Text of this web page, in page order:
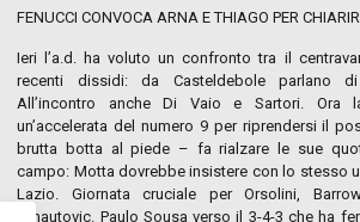
FENUCCI CONVOCA ARNA E THIAGO PER
Ieri l’a.d. ha voluto un confronto tra il
recenti dissidi: da Casteldebole parlano
All’incontro anche Di Vaio e Sartori. Ora
un’accelerata del numero 9 per riprendersi il
brutta botta al piede – fa rialzare le sue
campo: Motta dovrebbe insistere con lo stesso
Lazio. Giornata cruciale per Orsolini,
Arnautovic. Paulo Sousa verso il 3-4-3 che ha